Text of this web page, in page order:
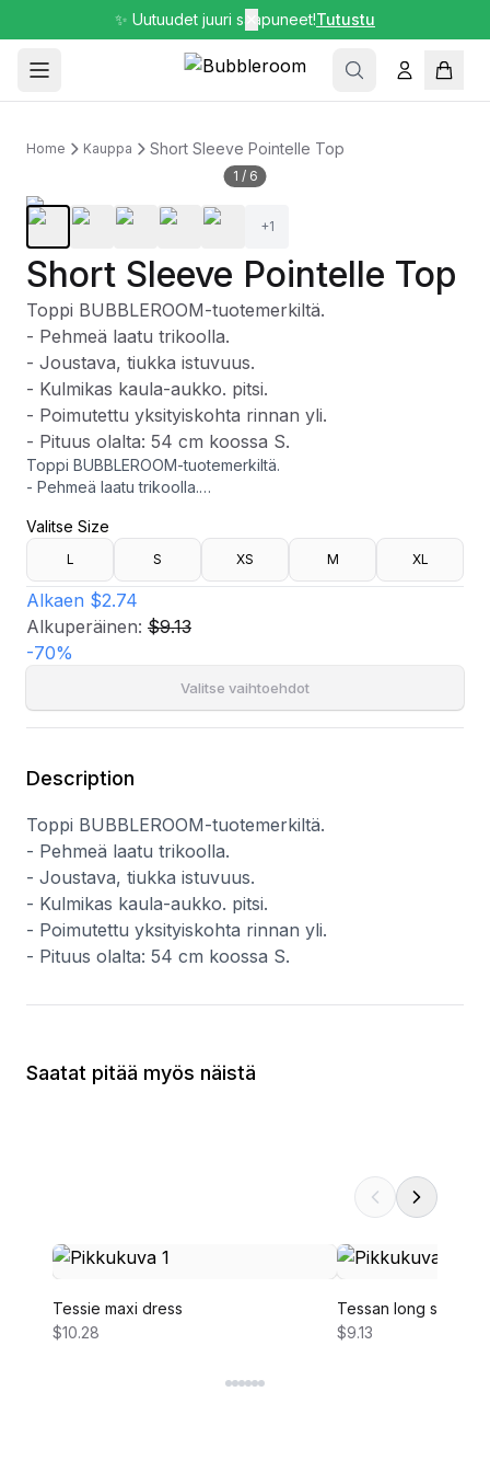
✨ Uutuudet juuri saapuneet!Tutustu
Home Kauppa Short Sleeve Pointelle Top
1 / 6
+1
Short Sleeve Pointelle Top
Toppi BUBBLEROOM-tuotemerkiltä.
- Pehmeä laatu trikoolla.
- Joustava, tiukka istuvuus.
- Kulmikas kaula-aukko. pitsi.
- Poimutettu yksityiskohta rinnan yli.
- Pituus olalta: 54 cm koossa S.
Toppi BUBBLEROOM-tuotemerkiltä.
- Pehmeä laatu trikoolla.
- Kulmikas kaula-aukko. pitsi.
- Poimutettu yksityiskohta rinnan yli.
- Pituus olalta: 54 cm koossa S.
Valitse Size
L S XS M XL
Alkaen $2.74
Alkuperäinen: $9.13
-70%
Valitse vaihtoehdot
Description
Toppi BUBBLEROOM-tuotemerkiltä.
- Pehmeä laatu trikoolla.
- Joustava, tiukka istuvuus.
- Kulmikas kaula-aukko. pitsi.
- Poimutettu yksityiskohta rinnan yli.
- Pituus olalta: 54 cm koossa S.
Saatat pitää myös näistä
Tessie maxi dress
$10.28
Tessan long sleeve
$9.13